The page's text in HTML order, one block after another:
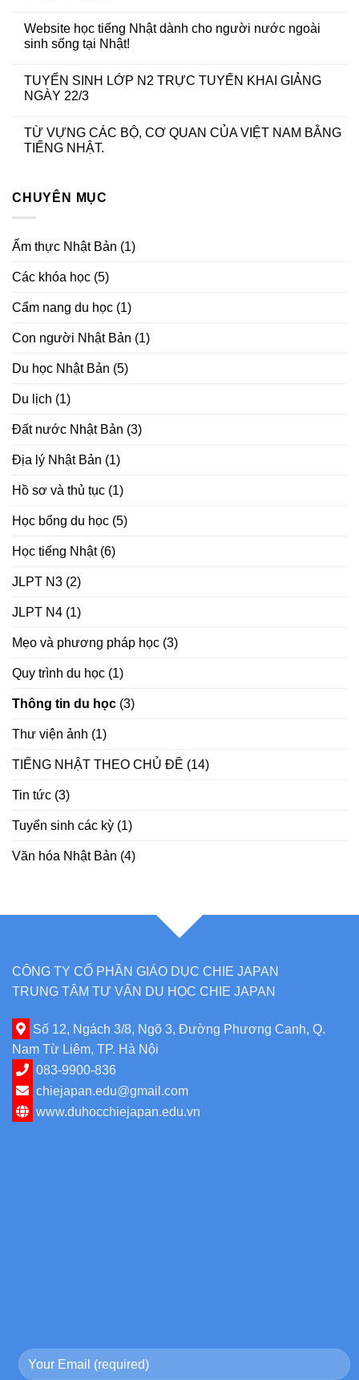
Website học tiếng Nhật dành cho người nước ngoài
sinh sống tại Nhật!
TUYỂN SINH LỚP N2 TRỰC TUYẾN KHAI GIẢNG
NGÀY 22/3
TỪ VỰNG CÁC BỘ, CƠ QUAN CỦA VIỆT NAM BẰNG
TIẾNG NHẬT.
CHUYÊN MỤC
Ẩm thực Nhật Bản (1)
Các khóa học (5)
Cẩm nang du học (1)
Con người Nhật Bản (1)
Du học Nhật Bản (5)
Du lịch (1)
Đất nước Nhật Bản (3)
Địa lý Nhật Bản (1)
Hồ sơ và thủ tục (1)
Học bổng du học (5)
Học tiếng Nhật(6)
JLPT N3 (2)
JLPT N4 (1)
Mẹo và phương pháp học (3)
Quy trình du học (1)
Thông tin du học (3)
Thư viện ảnh (1)
TIẾNG NHẬT THEO CHỦ ĐỀ (14)
Tin tức (3)
Tuyển sinh các kỳ (1)
Văn hóa Nhật Bản (4)
CÔNG TY CỔ PHẦN GIÁO DỤC CHIE JAPAN
TRUNG TÂM TƯ VẤN DU HỌC CHIE JAPAN
Số 12, Ngách 3/8, Ngõ 3, Đường Phương Canh, Q.
Nam Từ Liêm, TP. Hà Nội
083-9900-836
chiejapan.edu@gmail.com
www.duhocchiejapan.edu.vn